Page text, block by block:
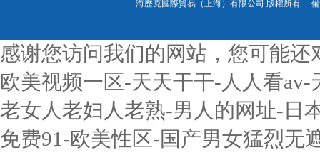
海歷克國際貿易（上海）有限公司 版權所有
感谢您访问我们的网站，您可能还
欧美视频一区-天天干干-人人看
老女人老妇人老熟-男人的网址-日
免费91-欧美性区-国产男女猛烈无